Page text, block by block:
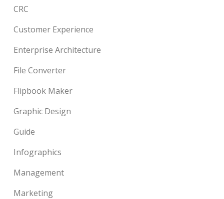
CRC
Customer Experience
Enterprise Architecture
File Converter
Flipbook Maker
Graphic Design
Guide
Infographics
Management
Marketing